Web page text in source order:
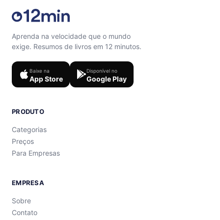
Aprenda na velocidade que o mundo
exige. Resumos de livros em 12 minutos.
Baixe na
App Store
Disponível no
Google Play
PRODUTO
Categorias
Preços
Para Empresas
EMPRESA
Sobre
Contato